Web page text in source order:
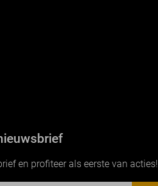
en profiteer als eerste van acties!